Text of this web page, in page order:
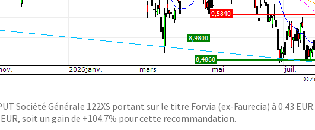
Société Générale 122XS portant sur le titre Forvia (ex-Faurecia) à 0.43 EUR.
soit un gain de +104.7% pour cette recommandation.